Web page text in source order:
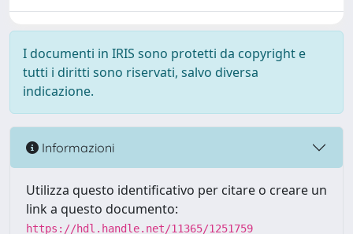
I documenti in IRIS sono protetti da copyright e
tutti i diritti sono riservati, salvo diversa
indicazione.
Informazioni
Utilizza questo identificativo per citare o creare un
link a questo documento:
https://hdl.handle.net/11365/1251759